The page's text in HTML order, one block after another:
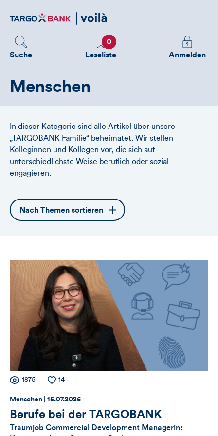
zum
Suche
Favoriten
0
Leseliste
Melden
Sie
Anmelden
Menschen
In dieser Kategorie sind alle Artikel über unsere
„TARGOBANK Familie“ beheimatet. Wir stellen
Kolleginnen und Kollegen vor, die sich auf
unterschiedlichste Weise beruflich oder sozial
engagieren.
Öffnet
die
Nach Themen sortieren
Zähler
für
Views,
Anzahl
Views
1875
Anzahl
Likes
14
Thema:
Menschen | Datum:
15.07.2026
Berufe bei der TARGOBANK
Traumjob Commercial Development Managerin: